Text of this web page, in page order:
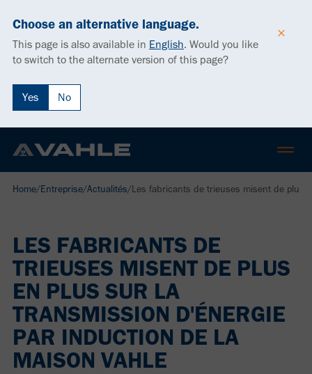
Choose an alternative language.
This page is also available in English. Would you like
to switch to the alternate version of this page?
Yes No
Home/Entreprise/Actualités/Les fabricants de trieuses misent de plus
LES FABRICANTS DE
TRIEUSES MISENT DE PLUS
EN PLUS SUR LA
TRANSMISSION D'ÉNERGIE
PAR INDUCTION DE LA
MAISON VAHLE